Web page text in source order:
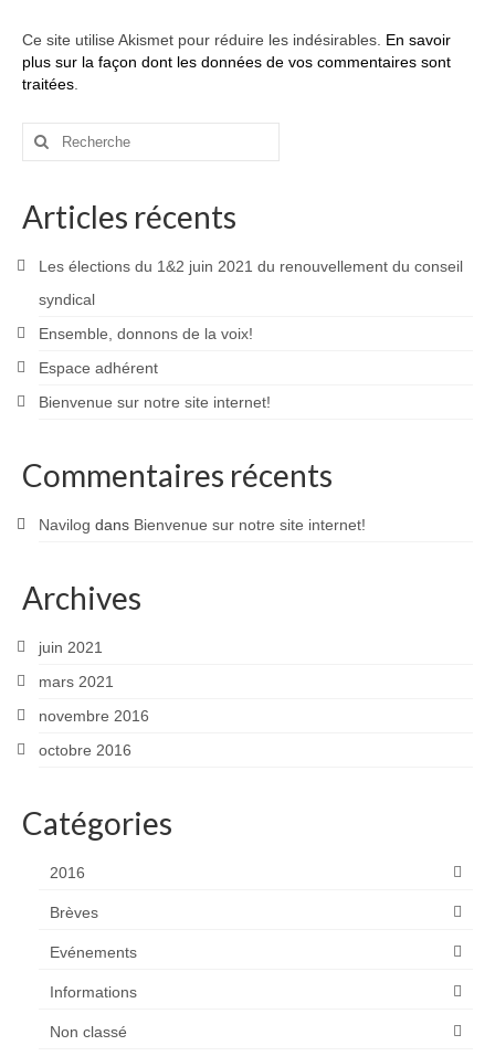
Ce site utilise Akismet pour réduire les indésirables. En savoir
plus sur la façon dont les données de vos commentaires sont
traitées
Rechercher
Articles récents
Les élections du 1&2 juin 2021 du renouvellement du conseil
syndical
Ensemble, donnons de la voix!
Espace adhérent
Bienvenue sur notre site internet!
Commentaires récents
Navilog dans Bienvenue sur notre site internet!
Archives
juin 2021
mars 2021
novembre 2016
octobre 2016
Catégories
2016
Brèves
Evénements
Informations
Non classé